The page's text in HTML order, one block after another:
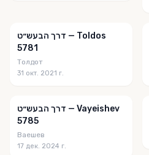
דרך הבעש״ט — Toldos
5781
Толдот
31 окт. 2021 г.
דרך הבעש״ט — Vayeishev
5785
Ваешев
17 дек. 2024 г.